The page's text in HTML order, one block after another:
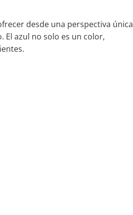
desde una perspectiva única
El azul no solo es un color,